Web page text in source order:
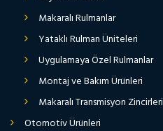
Makaralı Rulmanlar
Yataklı Rulman Üniteleri
Uygulamaya Özel Rulmanlar
Montaj ve Bakım Ürünleri
Makaralı Transmisyon Zincirleri
Otomotiv Ürünleri